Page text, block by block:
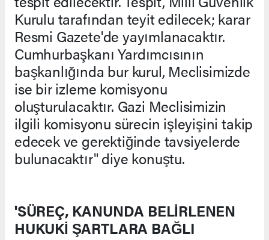
Kurulu tarafından teyit edilecek; karar
Resmi Gazete'de yayımlanacaktır.
Cumhurbaşkanı Yardımcısının
başkanlığında bur kurul, Meclisimizde
ise bir izleme komisyonu
oluşturulacaktır. Gazi Meclisimizin
ilgili komisyonu sürecin işleyişini takip
edecek ve gerektiğinde tavsiyelerde
bulunacaktır" diye konuştu.
'SÜREÇ, KANUNDA BELİRLENEN
HUKUKİ ŞARTLARA BAĞLI